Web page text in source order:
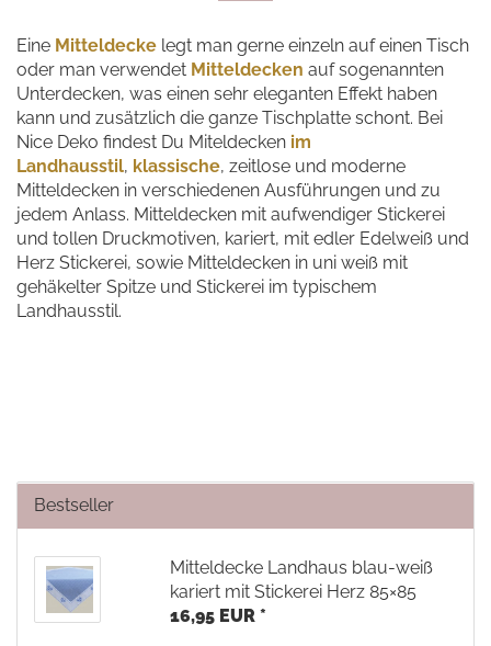
Eine Mitteldecke legt man gerne einzeln auf einen Tisch
oder man verwendet Mitteldecken auf sogenannten
Unterdecken, was einen sehr eleganten Effekt haben
kann und zusätzlich die ganze Tischplatte schont. Bei
Nice Deko findest Du Miteldecken im
Landhausstil, klassische, zeitlose und moderne
Mitteldecken in verschiedenen Ausführungen und zu
jedem Anlass. Mitteldecken mit aufwendiger Stickerei
und tollen Druckmotiven, kariert, mit edler Edelweiß und
Herz Stickerei, sowie Mitteldecken in uni weiß mit
gehäkelter Spitze und Stickerei im typischem
Landhausstil.
Bestseller
Mitteldecke Landhaus blau-weiß
kariert mit Stickerei Herz 85×85
16,95 EUR *